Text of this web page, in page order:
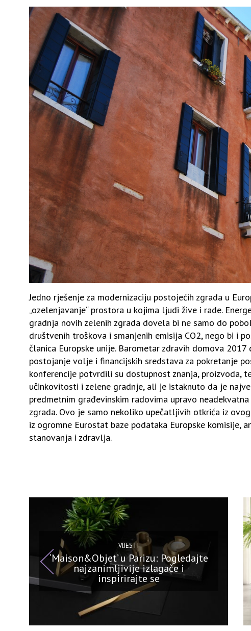
Jedno rješenje za modernizaciju postojećih zgrada u
„ozelenjavanje“ prostora u kojima ljudi žive i rade.
gradnja novih zelenih zgrada dovela bi ne samo do
društvenih troškova i smanjenih emisija CO2, nego bi i
članica Europske unije. Barometar zdravih domova
postojanje volje i financijskih sredstava za pokretanje
konferencije potvrdili su dostupnost znanja, proizvoda,
učinkovitosti i zelene gradnje, ali je istaknuto da je
predmetnim građevinskim radovima upravo
zgrada. Ovo je samo nekoliko upečatljivih otkrića iz
iz ogromne Eurostat baze podataka Europske komisije,
stanovanja i zdravlja.
VIJESTI
‘Maison&Objet’ u Parizu: Pogledajte
najzanimljivije izlagače i
inspirirajte se